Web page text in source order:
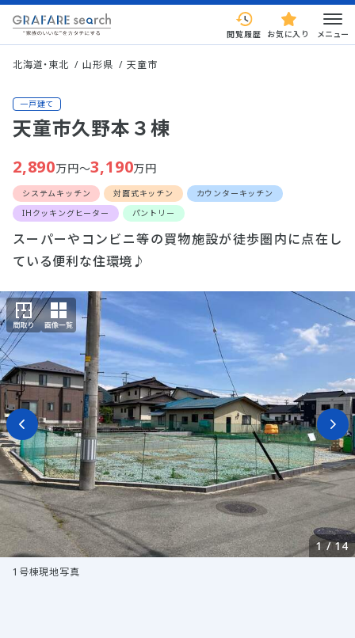
閲覧履歴 お気に入り メニュー
北海道・東北 山形県 天童市
一戸建て
天童市久野本３棟
2,890万円～3,190万円
システムキッチン 対面式キッチン
カウンターキッチン
IHクッキングヒーター
パントリー
スーパーやコンビニ等の買物施設が徒歩圏内に点在し
ている便利な住環境♪
1/14
1号棟現地写真